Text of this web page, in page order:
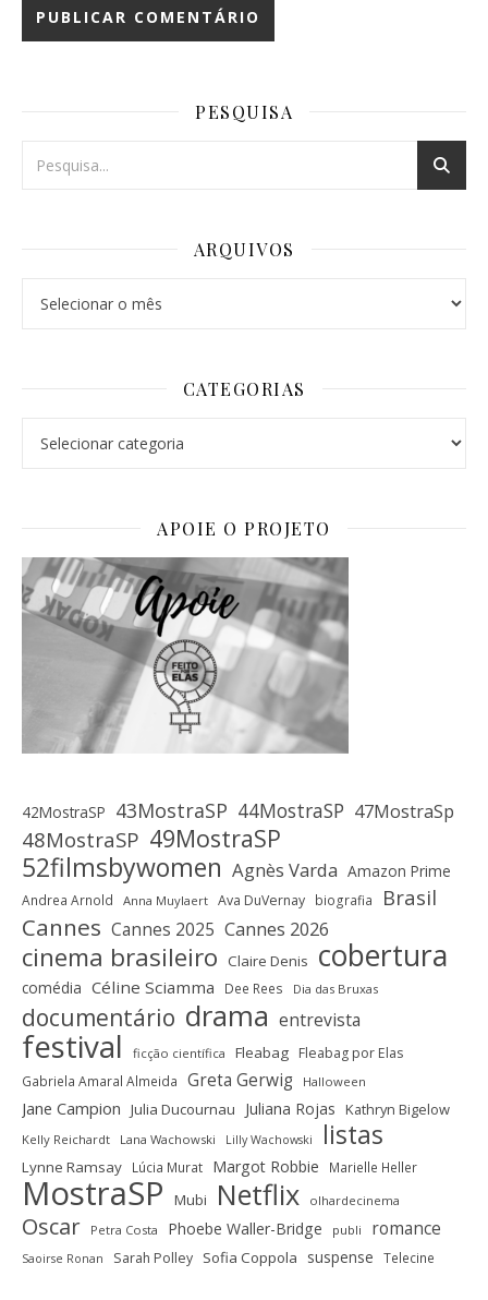
PESQUISA
ARQUIVOS
CATEGORIAS
APOIE O PROJETO
42MostraSP 43MostraSP 44MostraSP 47MostraSp
48MostraSP 49MostraSP
52filmsbywomen Agnès Varda Amazon Prime
Andrea Arnold Anna Muylaert Ava DuVernay biografia Brasil
Cannes Cannes 2025 Cannes 2026
cinema brasileiro Claire Denis cobertura
comédia Céline Sciamma Dee Rees Dia das Bruxas
documentário drama entrevista
festival ficção científica Fleabag Fleabag por Elas
Gabriela Amaral Almeida Greta Gerwig Halloween
Jane Campion Julia Ducournau Juliana Rojas Kathryn Bigelow
Kelly Reichardt Lana Wachowski Lilly Wachowski listas
Lynne Ramsay Lúcia Murat Margot Robbie Marielle Heller
MostraSP Mubi Netflix olhardecinema
Oscar Petra Costa Phoebe Waller-Bridge publi romance
Saoirse Ronan Sarah Polley Sofia Coppola suspense Telecine